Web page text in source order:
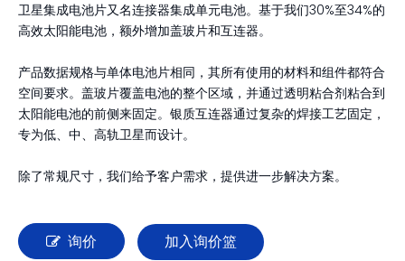
卫星集成电池片又名连接器集成单元电池。基于我们30%至34%的
高效太阳能电池，额外增加盖玻片和互连器。
产品数据规格与单体电池片相同，其所有使用的材料和组件都符合
空间要求。盖玻片覆盖电池的整个区域，并通过透明粘合剂粘合到
太阳能电池的前侧来固定。银质互连器通过复杂的焊接工艺固定，
专为低、中、高轨卫星而设计。
除了常规尺寸，我们给予客户需求，提供进一步解决方案。
询价 加入询价篮